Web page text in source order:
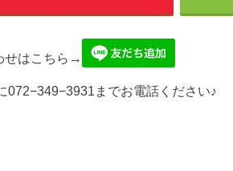
せはこちら→
072−349−3931までお電話ください♪